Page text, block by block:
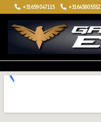
+31659047115 +31645805552